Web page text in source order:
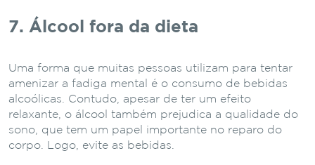
7. Álcool fora da dieta
Uma forma que muitas pessoas utilizam para tentar
amenizar a fadiga mental é o consumo de bebidas
alcoólicas. Contudo, apesar de ter um efeito
relaxante, o álcool também prejudica a qualidade do
sono, que tem um papel importante no reparo do
corpo. Logo, evite as bebidas.